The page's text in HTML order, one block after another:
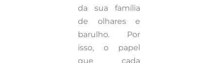
da sua família
de olhares e
barulho. Por
isso, o papel
que cada